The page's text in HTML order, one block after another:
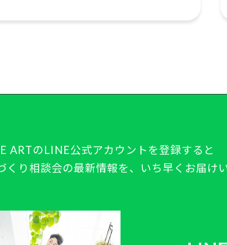
ARTのLINE公式アカウントを登録すると
くり相談会の最新情報を、 いち早くお届け